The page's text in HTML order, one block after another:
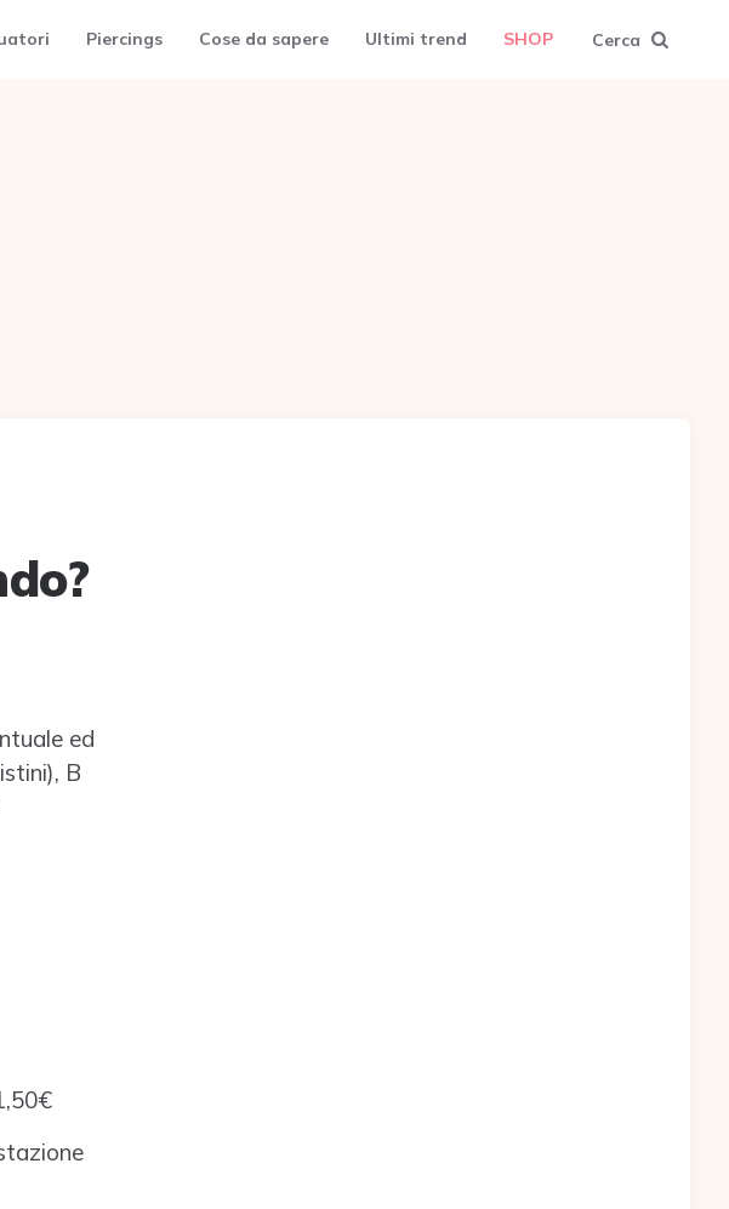
Piercings Cose da sapere Ultimi trend SHOP Cerca
ed
B